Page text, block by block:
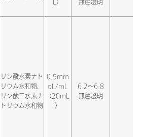
L）
無色澄明
リン酸水素ナト
リウム水和物、
リン酸二水素ナ
トリウム水和物
0.5mm
oL/mL
（20mL
）
6.2～6.8
無色澄明